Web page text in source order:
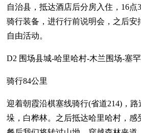
自治县，抵达酒店后分房入住，16点
骑行装备，进行行前说明会，之后安
自由活动。
D2 围场县城-哈里哈村-木兰围场-塞
骑行84公里
迎着朝霞沿棋塞线骑行(省道214)，
垛，白桦林。之后抵达哈里哈村，感